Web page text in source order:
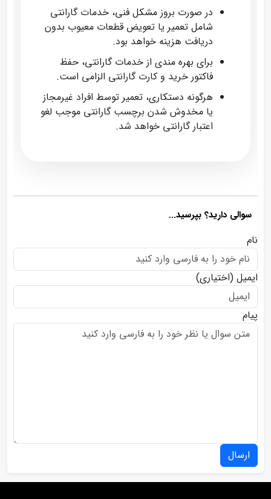
در صورت بروز مشکل فنی، خدمات گارانتی
شامل تعمیر یا تعویض قطعات معیوب بدون
دریافت هزینه خواهد بود.
برای بهره‌ مندی از خدمات گارانتی، حفظ
فاکتور خرید و کارت گارانتی الزامی است.
هرگونه دستکاری، تعمیر توسط افراد غیرمجاز
یا مخدوش شدن برچسب گارانتی موجب لغو
اعتبار گارانتی خواهد شد.
سوالی دارید؟ بپرسید...
نام
ایمیل (اختیاری)
پیام
ارسال